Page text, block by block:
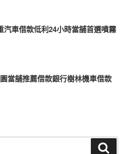
汽車借款低利24小時當舖首選噴霧
當舖推薦借款銀行樹林機車借款